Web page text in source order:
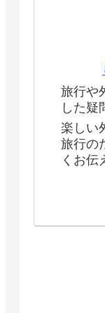
旅行や
した疑
楽しい
旅行の
くお伝